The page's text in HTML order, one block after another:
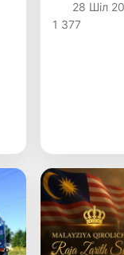
елшісінің
28 Шіл
1 377